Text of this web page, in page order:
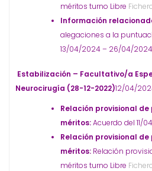
méritos turno Libre
Información
alegaciones a la
13/04/2024 – 26/04/
Estabilización – Facultativo/a
Neurocirugía (28-12-2022)12/04/
Relación provisional
méritos:Acuerdo del 11/
Relación provisional
méritos: Relación
méritos turno Libre